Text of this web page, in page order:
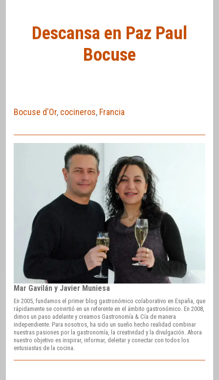
Descansa en Paz Paul
Bocuse
Bocuse d'Or, cocineros, Francia
Mar Gavilán y Javier Muniesa
En 2005, fundamos el primer blog gastronómico colaborativo en España, que
rápidamente se convirtió en un referente en el ámbito gastronómico. En 2008,
dimos un paso adelante y creamos Gastronomía & Cía de manera
independiente. Para nosotros, ha sido un sueño hecho realidad combinar
nuestras pasiones por la gastronomía, la creatividad y la divulgación. Ahora
nuestro objetivo es inspirar, informar, deleitar y conectar con todos los
entusiastas de la cocina.